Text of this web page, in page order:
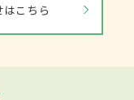
こちら